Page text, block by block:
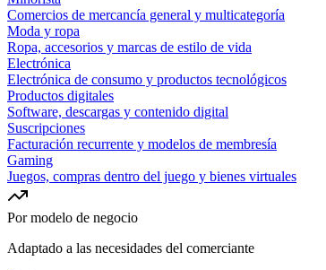
Comercios de mercancía general y multicategoría
Moda y ropa
Ropa, accesorios y marcas de estilo de vida
Electrónica
Electrónica de consumo y productos tecnológicos
Productos digitales
Software, descargas y contenido digital
Suscripciones
Facturación recurrente y modelos de membresía
Gaming
Juegos, compras dentro del juego y bienes virtuales
Por modelo de negocio
Adaptado a las necesidades del comerciante